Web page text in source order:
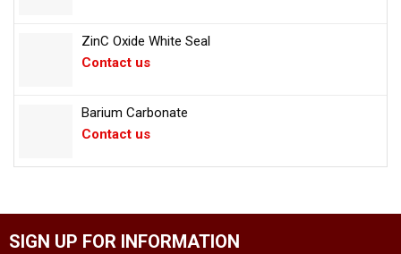
ZinC Oxide White Seal
Contact us
Barium Carbonate
Contact us
SIGN UP FOR INFORMATION